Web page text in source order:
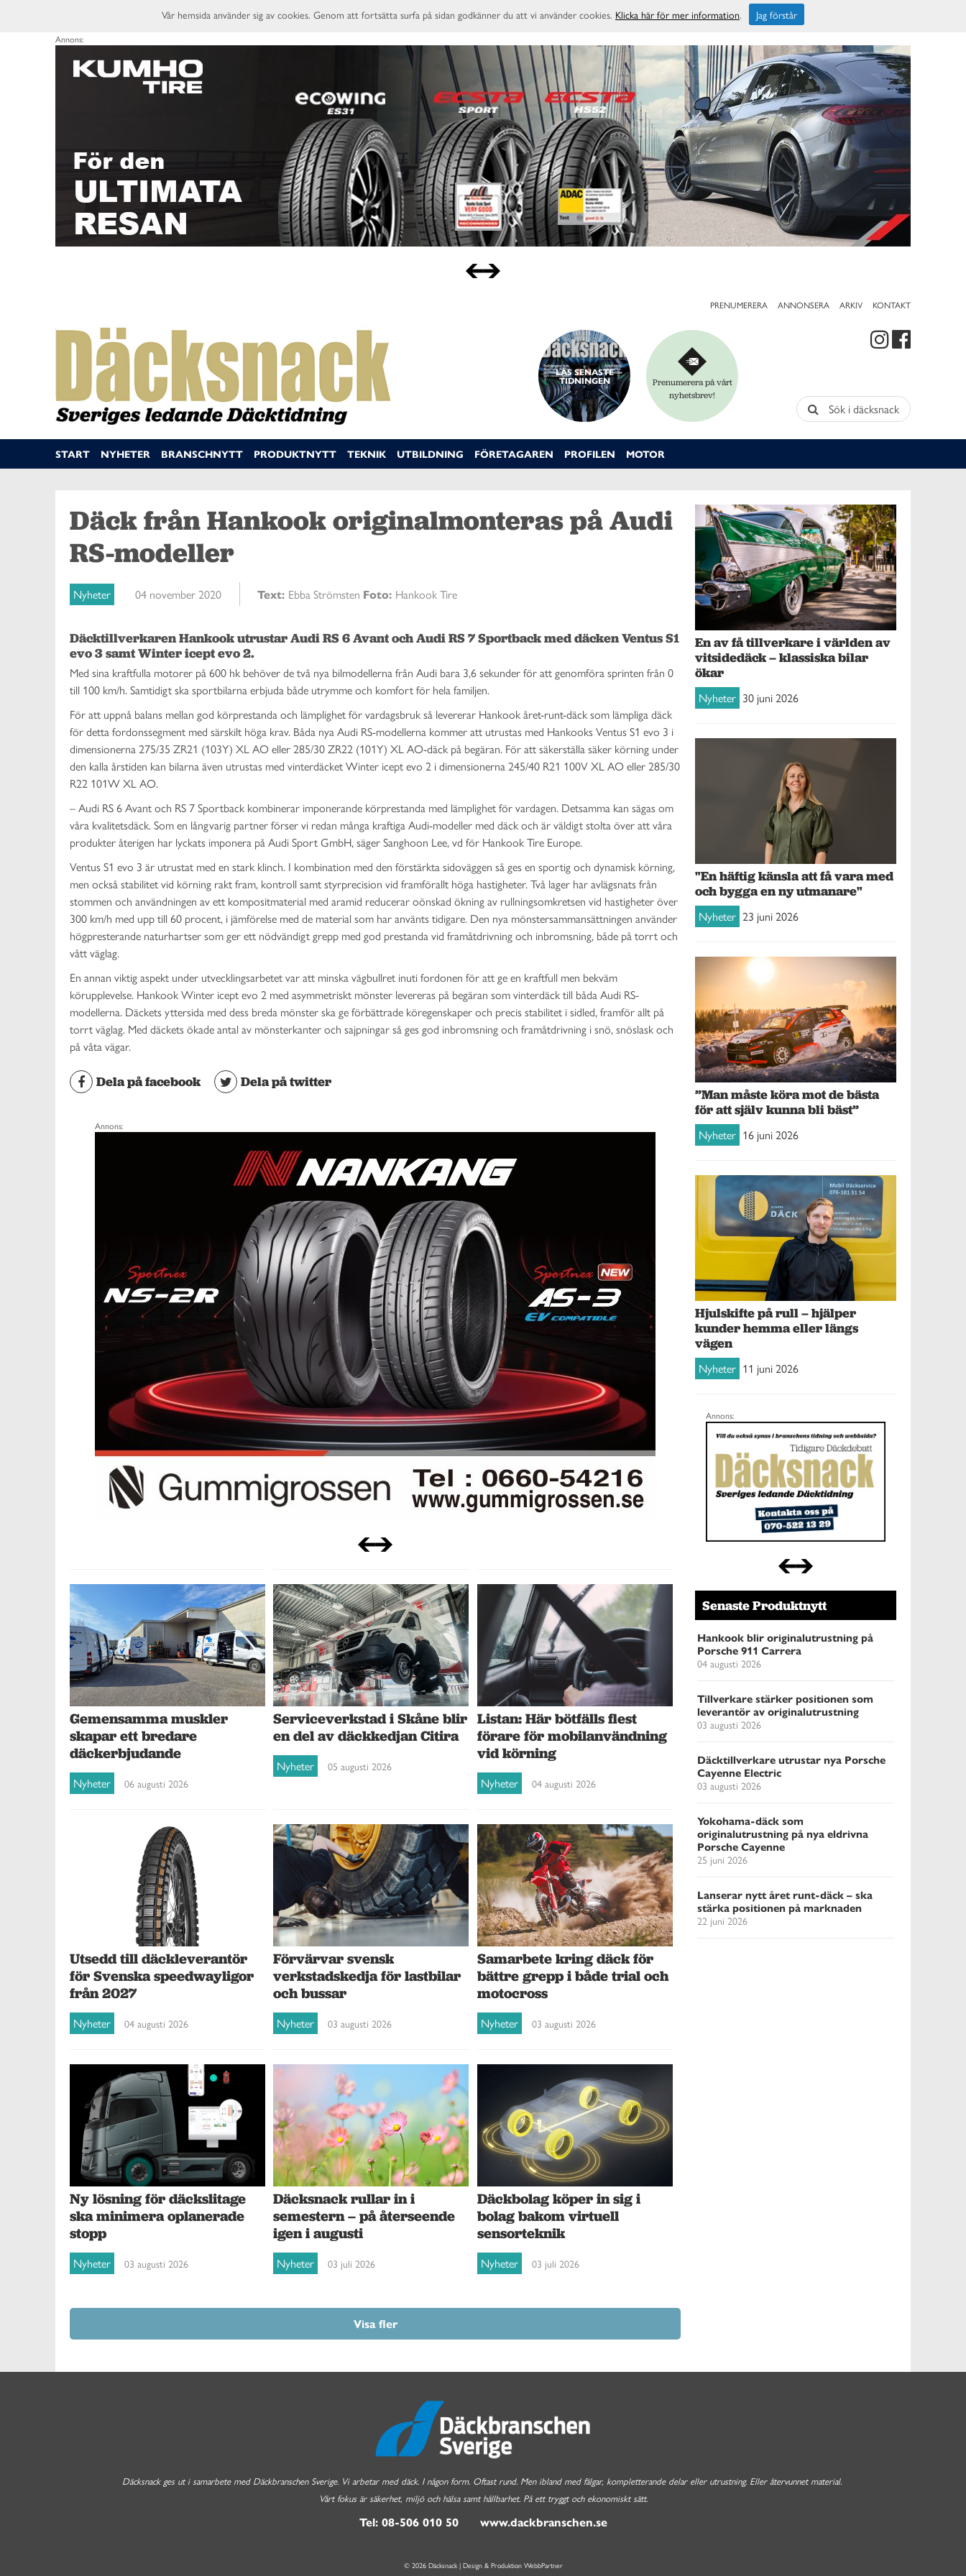
Annons:
PRENUMERERA ANNONSERA ARKIV KONTAKT
LÄS SENASTE
TIDNINGEN
Prenumerera på vårt
nyhetsbrev!
Sök i däcksnack
START NYHETER BRANSCHNYTT PRODUKTNYTT TEKNIK UTBILDNING FÖRETAGAREN PROFILEN MOTOR
Däck från Hankook originalmonteras på Audi
RS-modeller
Nyheter 04 november 2020 Text: Ebba Strömsten Foto: Hankook Tire
Däcktillverkaren Hankook utrustar Audi RS 6 Avant och Audi RS 7 Sportback med däcken Ventus S1
evo 3 samt Winter icept evo 2.
Med sina kraftfulla motorer på 600 hk behöver de två nya bilmodellerna från Audi bara 3,6 sekunder för att genomföra sprinten från 0
till 100 km/h.Samtidigt ska sportbilarna erbjuda både utrymme och komfort för hela familjen.
För att uppnå balans mellan god körprestanda och lämplighet för vardagsbruk så levererar Hankook året-runt-däck som lämpliga däck
för detta fordonssegment med särskilt höga krav. Båda nya Audi RS-modellerna kommer att utrustas med Hankooks Ventus S1 evo 3 i
dimensionerna 275/35 ZR21 (103Y) XL AO eller 285/30 ZR22 (101Y) XL AO-däck på begäran. För att säkerställa säker körning under
den kalla årstiden kan bilarna även utrustas med vinterdäcket Winter icept evo 2 i dimensionerna 245/40 R21 100V XL AO eller 285/30
R22 101W XL AO.
– Audi RS 6 Avant och RS 7 Sportback kombinerar imponerande körprestanda med lämplighet för vardagen. Detsamma kan sägas om
våra kvalitetsdäck. Som en långvarig partner förser vi redan många kraftiga Audi-modeller med däck och är väldigt stolta över att våra
produkter återigen har lyckats imponera på Audi Sport GmbH, säger Sanghoon Lee, vd för Hankook Tire Europe.
Ventus S1 evo 3 är utrustat med en stark klinch. I kombination med den förstärkta sidoväggen så ges en sportig och dynamisk körning,
men också stabilitet vid körning rakt fram, kontroll samt styrprecision vid framförallt höga hastigheter. Två lager har avlägsnats från
stommen och användningen av ett kompositmaterial med aramid reducerar oönskad ökning av rullningsomkretsen vid hastigheter över
300 km/h med upp till 60 procent, i jämförelse med de material som har använts tidigare. Den nya mönstersammansättningen använder
högpresterande naturhartser som ger ett nödvändigt grepp med god prestanda vid framåtdrivning och inbromsning, både på torrt och
vått väglag.
En annan viktig aspekt under utvecklingsarbetet var att minska vägbullret inuti fordonen för att ge en kraftfull men bekväm
körupplevelse. Hankook Winter icept evo 2 med asymmetriskt mönster levereras på begäran som vinterdäck till båda Audi RS-
modellerna. Däckets yttersida med dess breda mönster ska ge förbättrade köregenskaper och precis stabilitet i sidled, framför allt på
torrt väglag. Med däckets ökade antal av mönsterkanter och sajpningar så ges god inbromsning och framåtdrivning i snö, snöslask och
på våta vägar.
Dela på facebook Dela på twitter
Annons:
Gemensamma muskler
skapar ett bredare
däckerbjudande
Nyheter 06 augusti 2026
Serviceverkstad i Skåne blir
en del av däckkedjan Citira
Nyheter 05 augusti 2026
Listan: Här bötfälls flest
förare för mobilanvändning
vid körning
Nyheter 04 augusti 2026
Utsedd till däckleverantör
för Svenska speedwayligor
från 2027
Nyheter 04 augusti 2026
Förvärvar svensk
verkstadskedja för lastbilar
och bussar
Nyheter 03 augusti 2026
Samarbete kring däck för
bättre grepp i både trial och
motocross
Nyheter 03 augusti 2026
Ny lösning för däckslitage
ska minimera oplanerade
stopp
Nyheter 03 augusti 2026
Däcksnack rullar in i
semestern – på återseende
igen i augusti
Nyheter 03 juli 2026
Däckbolag köper in sig i
bolag bakom virtuell
sensorteknik
Nyheter 03 juli 2026
Visa fler
En av få tillverkare i världen av
vitsidedäck – klassiska bilar
ökar
Nyheter 30 juni 2026
"En häftig känsla att få vara med
och bygga en ny utmanare"
Nyheter 23 juni 2026
”Man måste köra mot de bästa
för att själv kunna bli bäst”
Nyheter 16 juni 2026
Hjulskifte på rull – hjälper
kunder hemma eller längs
vägen
Nyheter 11 juni 2026
Annons:
Senaste Produktnytt
Hankook blir originalutrustning på
Porsche 911 Carrera
04 augusti 2026
Tillverkare stärker positionen som
leverantör av originalutrustning
03 augusti 2026
Däcktillverkare utrustar nya Porsche
Cayenne Electric
03 augusti 2026
Yokohama-däck som
originalutrustning på nya eldrivna
Porsche Cayenne
25 juni 2026
Lanserar nytt året runt-däck – ska
stärka positionen på marknaden
22 juni 2026
Däcksnack ges ut i samarbete med Däckbranschen Sverige. Vi arbetar med däck. I någon form. Oftast rund. Men ibland med fälgar, kompletterande delar eller utrustning. Eller återvunnet material.
Vårt fokus är säkerhet, miljö och hälsa samt hållbarhet. På ett tryggt och ekonomiskt sätt.
Tel: 08-506 010 50 www.dackbranschen.se
© 2026 Däcksnack | Design & Produktion WebbPartner
Vår hemsida använder sig av cookies. Genom att fortsätta surfa på sidan godkänner du att vi använder cookies. Klicka här för mer information. Jag förstår